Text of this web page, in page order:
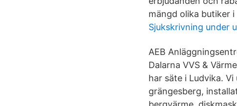
mängd olika butiker
Sjukskrivning under
AEB
Dalarna VVS &
har säte i Ludvika.
grängesberg,